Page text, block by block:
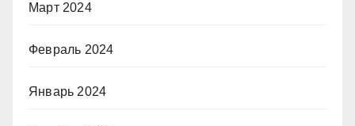
Март 2024
Февраль 2024
Январь 2024